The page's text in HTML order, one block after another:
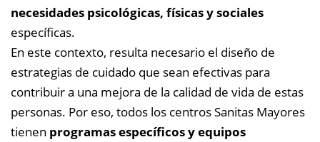
necesidades psicológicas, físicas y sociales
específicas.
En este contexto, resulta necesario el diseño de
estrategias de cuidado que sean efectivas para
contribuir a una mejora de la calidad de vida de estas
personas. Por eso, todos los centros Sanitas Mayores
tienen programas específicos y equipos